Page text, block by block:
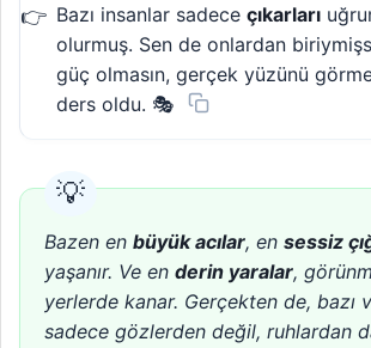
Bazı insanlar sadece çıkarları
olurmuş. Sen de onlardan
güç olmasın, gerçek yüzünü
ders oldu. 🎭
Bazen en büyük acılar, en sessiz
yaşanır. Ve en derin yaralar,
yerlerde kanar. Gerçekten de, bazı
sadece gözlerden değil, ruhlardan